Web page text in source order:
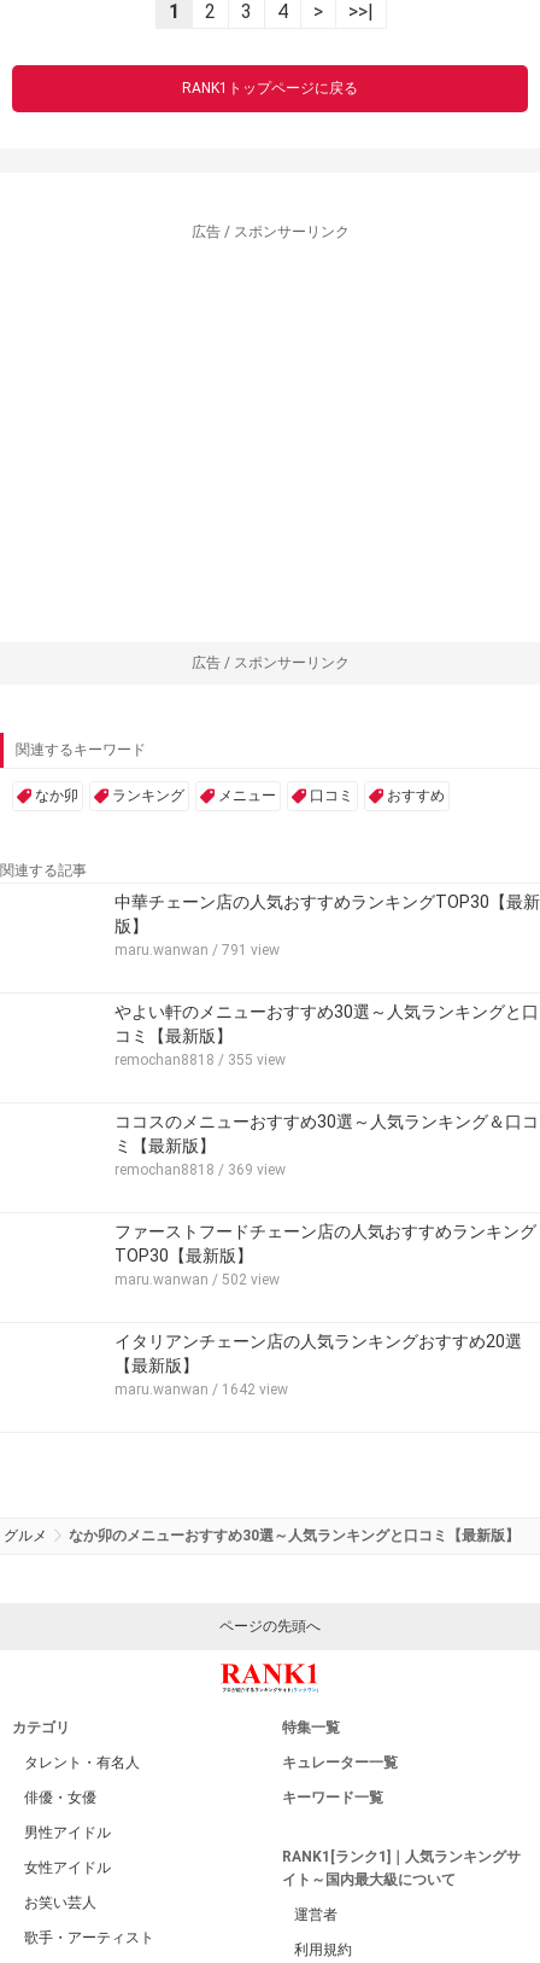
1 2 3 4 > >>|
RANK1トップページに戻る
広告 / スポンサーリンク
広告 / スポンサーリンク
関連するキーワード
なか卯 ランキング メニュー 口コミ おすすめ
関連する記事
中華チェーン店の人気おすすめランキングTOP30【最新
版】
maru.wanwan / 791 view
やよい軒のメニューおすすめ30選～人気ランキングと口
コミ【最新版】
remochan8818 / 355 view
ココスのメニューおすすめ30選～人気ランキング＆口コ
ミ【最新版】
remochan8818 / 369 view
ファーストフードチェーン店の人気おすすめランキング
TOP30【最新版】
maru.wanwan / 502 view
イタリアンチェーン店の人気ランキングおすすめ20選
【最新版】
maru.wanwan / 1642 view
グルメ なか卯のメニューおすすめ30選～人気ランキングと口コミ【最新版】
ページの先頭へ
カテゴリ
タレント・有名人
俳優・女優
男性アイドル
女性アイドル
お笑い芸人
歌手・アーティスト
特集一覧
キュレーター一覧
キーワード一覧
RANK1[ランク1]｜人気ランキングサ
イト～国内最大級について
運営者
利用規約